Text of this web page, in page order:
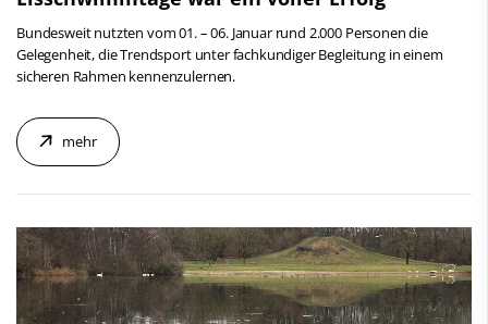
Bundesweit nutzten vom 01. – 06. Januar rund 2.000 Personen die
Gelegenheit, die Trendsport unter fachkundiger Begleitung in einem
sicheren Rahmen kennenzulernen.
mehr